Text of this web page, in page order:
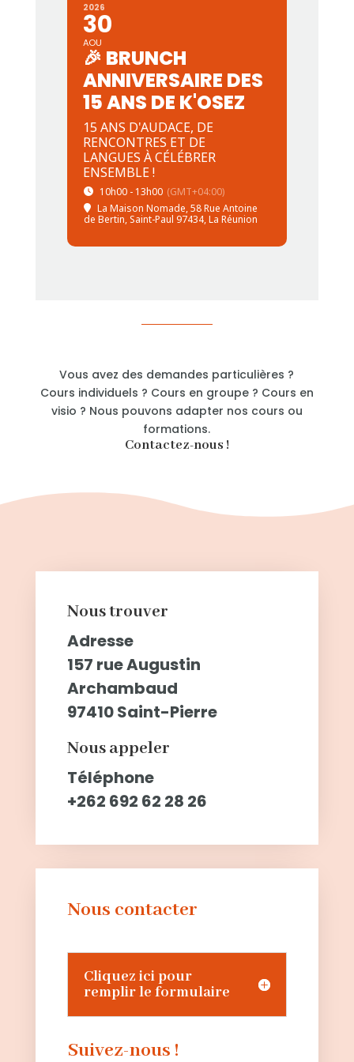
2026
30
AOU
🎉 BRUNCH
ANNIVERSAIRE DES
15 ANS DE K'OSEZ
15 ANS D'AUDACE, DE
RENCONTRES ET DE
LANGUES À CÉLÉBRER
ENSEMBLE !
10h00 - 13h00 (GMT+04:00)
La Maison Nomade, 58 Rue Antoine
de Bertin, Saint-Paul 97434, La Réunion
Vous avez des demandes particulières ?
Cours individuels ? Cours en groupe ? Cours en
visio ? Nous pouvons adapter nos cours ou
formations.
Contactez-nous !
Nous trouver
Adresse
157 rue Augustin
Archambaud
97410 Saint-Pierre
Nous appeler
Téléphone
+262 692 62 28 26
Nous contacter
Cliquez ici pour
remplir le formulaire
Suivez-nous !